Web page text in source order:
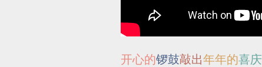
开心的锣鼓敲出年年的喜庆